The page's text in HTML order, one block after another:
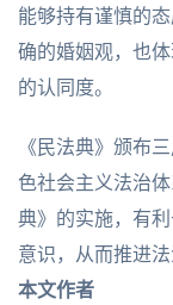
能够持有谨慎的
确的婚姻观，也
的认同度。
《民法典》颁布
色社会主义法治
典》的实施，有
意识，从而推进
本文作者